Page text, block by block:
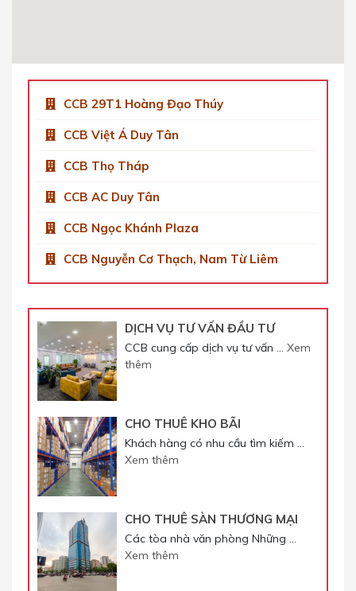
CCB 29T1 Hoàng Đạo Thúy
CCB Việt Á Duy Tân
CCB Thọ Tháp
CCB AC Duy Tân
CCB Ngọc Khánh Plaza
CCB Nguyễn Cơ Thạch, Nam Từ Liêm
DỊCH VỤ TƯ VẤN ĐẦU TƯ
CCB cung cấp dịch vụ tư vấn … Xem
thêm
CHO THUÊ KHO BÃI
Khách hàng có nhu cầu tìm kiếm …
Xem thêm
CHO THUÊ SÀN THƯƠNG MẠI
Các tòa nhà văn phòng Những …
Xem thêm